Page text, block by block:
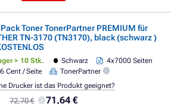
Toner TonerPartner PREMIUM für
TN-3170 (TN3170), black (schwarz )
> 10 Stk. Schwarz
4x7000 Seiten
Cent / Seite
TonerPartner
72,70 € 71,64 €
Drucker ist das Produkt geeignet?